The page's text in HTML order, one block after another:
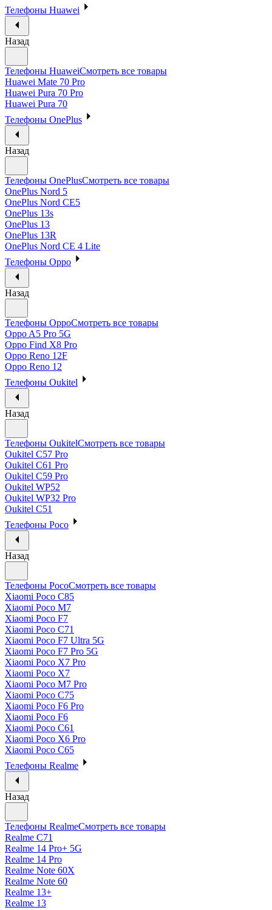
Телефоны Huawei
Назад
Телефоны HuaweiСмотреть все товары
Huawei Mate 70 Pro
Huawei Pura 70 Pro
Huawei Pura 70
Телефоны OnePlus
Назад
Телефоны OnePlusСмотреть все товары
OnePlus Nord 5
OnePlus Nord CE5
OnePlus 13s
OnePlus 13
OnePlus 13R
OnePlus Nord CE 4 Lite
Телефоны Oppo
Назад
Телефоны OppoСмотреть все товары
Oppo A5 Pro 5G
Oppo Find X8 Pro
Oppo Reno 12F
Oppo Reno 12
Телефоны Oukitel
Назад
Телефоны OukitelСмотреть все товары
Oukitel C57 Pro
Oukitel C61 Pro
Oukitel C59 Pro
Oukitel WP52
Oukitel WP32 Pro
Oukitel C51
Телефоны Poco
Назад
Телефоны PocoСмотреть все товары
Xiaomi Poco C85
Xiaomi Poco M7
Xiaomi Poco F7
Xiaomi Poco C71
Xiaomi Poco F7 Ultra 5G
Xiaomi Poco F7 Pro 5G
Xiaomi Poco X7 Pro
Xiaomi Poco X7
Xiaomi Poco M7 Pro
Xiaomi Poco C75
Xiaomi Poco F6 Pro
Xiaomi Poco F6
Xiaomi Poco C61
Xiaomi Poco X6 Pro
Xiaomi Poco C65
Телефоны Realme
Назад
Телефоны RealmeСмотреть все товары
Realme C71
Realme 14 Pro+ 5G
Realme 14 Pro
Realme Note 60X
Realme Note 60
Realme 13+
Realme 13